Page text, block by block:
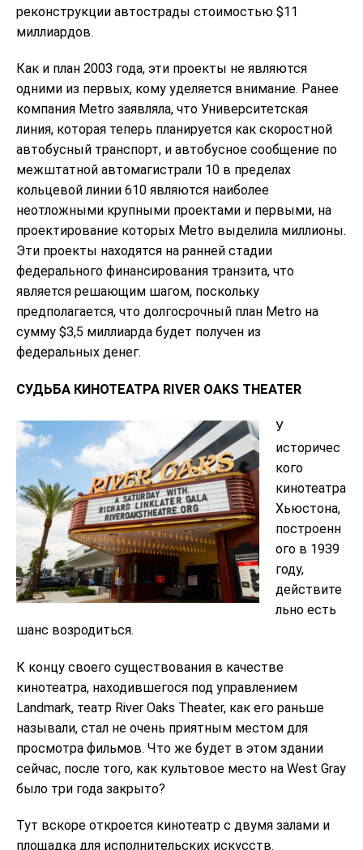
реконструкции автострады стоимостью $11
миллиардов.
Как и план 2003 года, эти проекты не являются
одними из первых, кому уделяется внимание. Ранее
компания Metro заявляла, что Университетская
линия, которая теперь планируется как скоростной
автобусный транспорт, и автобусное сообщение по
межштатной автомагистрали 10 в пределах
кольцевой линии 610 являются наиболее
неотложными крупными проектами и первыми, на
проектирование которых Metro выделила миллионы.
Эти проекты находятся на ранней стадии
федерального финансирования транзита, что
является решающим шагом, поскольку
предполагается, что долгосрочный план Metro на
сумму $3,5 миллиарда будет получен из
федеральных денег.
СУДЬБА КИНОТЕАТРА RIVER OAKS THEATER
У
историчес
кого
кинотеатра
Хьюстона,
построенн
ого в 1939
году,
действите
льно есть
шанс возродиться.
К концу своего существования в качестве
кинотеатра, находившегося под управлением
Landmark, театр River Oaks Theater, как его раньше
называли, стал не очень приятным местом для
просмотра фильмов. Что же будет в этом здании
сейчас, после того, как культовое место на West Gray
было три года закрыто?
Тут вскоре откроется кинотеатр с двумя залами и
площадка для исполнительских искусств.